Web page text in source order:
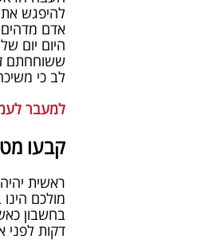
להיפגש
אדם
היום יום
ששוחחתם
לב כי
למעבר
קבעו
ראשית
מולכם
בחשבון
דקות לפני